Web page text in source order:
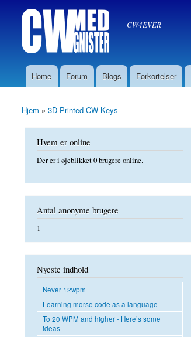
CW med Gnister CW4EVER
oz8sw
Søgefelt
Søg
Hovedmenu
Home Forum Blogs Forkortelser
Du er her
Hjem » 3D Printed CW Keys
Hvem er online
Der er i øjeblikket 0 brugere online.
Antal anonyme brugere
1
Nyeste indhold
Never 12wpm
Learning morse code as a language
To 20 WPM and higher - Here’s some
ideas